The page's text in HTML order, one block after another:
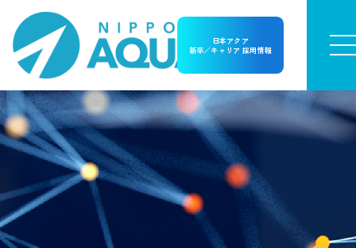
日本アクア
新卒／キャリア 採用情報